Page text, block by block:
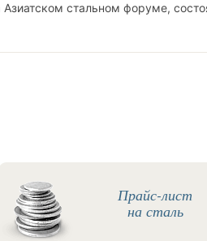
стальном форуме,
Прайс-лист
на сталь